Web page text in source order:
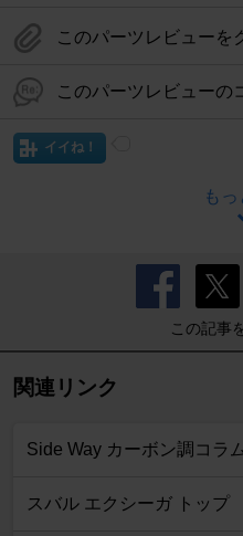
このパーツレビューを
このパーツレビューの
イイね！
も
この記事
関連リンク
Side Way カーボン調コラ
スバル エクシーガ トップ